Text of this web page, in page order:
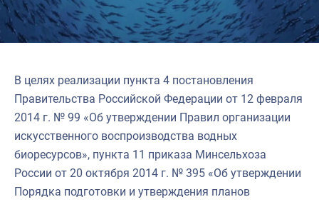
В целях реализации пункта 4 постановления
Правительства Российской Федерации от 12 февраля
2014 г. № 99 «Об утверждении Правил организации
искусственного воспроизводства водных
биоресурсов», пункта 11 приказа Минсельхоза
России от 20 октября 2014 г. № 395 «Об утверждении
Порядка подготовки и утверждения планов